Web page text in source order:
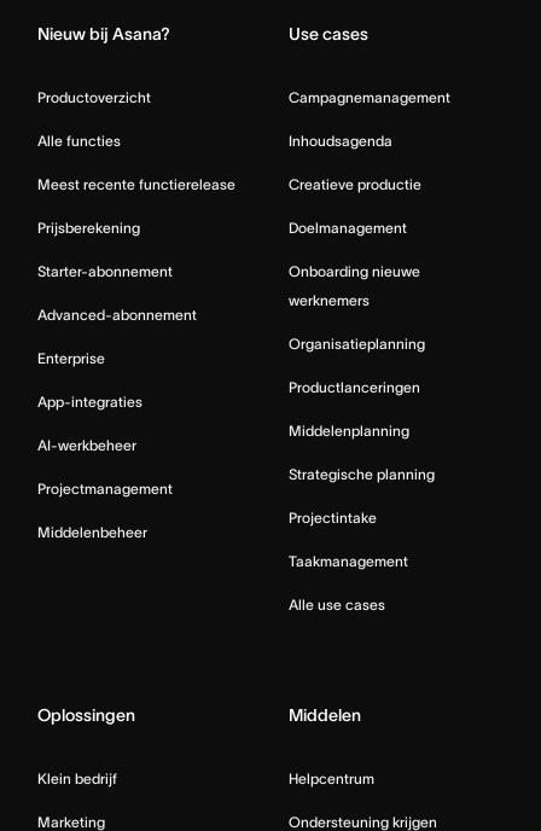
Nieuw bij Asana?
Productoverzicht
Alle functies
Meest recente functierelease
Prijsberekening
Starter-abonnement
Advanced-abonnement
Enterprise
App-integraties
AI-werkbeheer
Projectmanagement
Middelenbeheer
Use cases
Campagnemanagement
Inhoudsagenda
Creatieve productie
Doelmanagement
Onboarding nieuwe
werknemers
Organisatieplanning
Productlanceringen
Middelenplanning
Strategische planning
Projectintake
Taakmanagement
Alle use cases
Oplossingen
Klein bedrijf
Marketing
Middelen
Helpcentrum
Ondersteuning krijgen